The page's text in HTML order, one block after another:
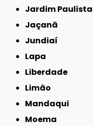
Jardim Paulista
Jaçanã
Jundiaí
Lapa
Liberdade
Limão
Mandaqui
Moema